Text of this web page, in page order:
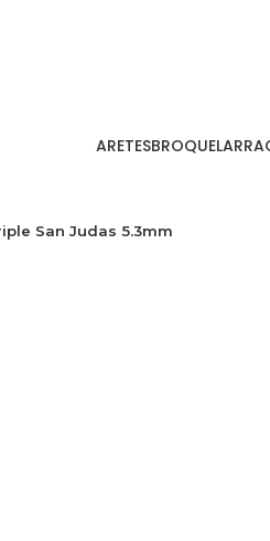
ARETESBROQUEL
San Judas 5.3mm